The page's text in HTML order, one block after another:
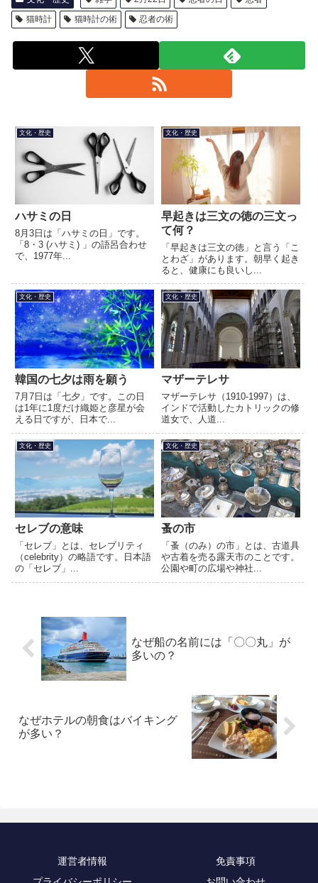
猫時計
猫時計の術 忍者の術
文化・歴史
ハサミの日
8月3日は「ハサミの日」です。
「8・3 (ハサミ) 」の語呂合わせ
で、1977年...
文化・歴史
早起きは三文の徳の三文っ
て何？
「早起きは三文の徳」と言う「こ
とわざ」があります。朝早く起き
ると、健康にも良いし...
文化・歴史
韓国の七夕は雨を願う
7月7日は「七夕」です。この日
は1年に1度だけ織姫と彦星が会
える日ですが、日本で...
文化・歴史
マザーテレサ
マザーテレサ（1910-1997）は、
インドで活動したカトリックの修
道女で、人道...
文化・歴史
セレブの意味
「セレブ」とは、セレブリティ
（celebrity）の略語です。日本語
の「セレブ」...
文化・歴史
蚤の市
「蚤（のみ）の市」とは、古道具
や古着を売る露天市のことです。
公園や町の広場や神社...
なぜ船の名前には「〇〇丸」が
多いの？
なぜホテルの朝食はバイキング
が多い？
運営者情報
免責事項